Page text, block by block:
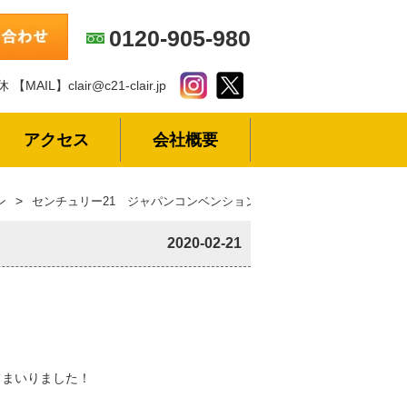
0120-905-980
【MAIL】clair@c21-clair.jp
アクセス 会社概要
センチュリー21 ジャパンコンベンション2020
2020-02-21
いりました！